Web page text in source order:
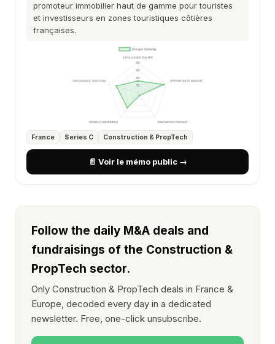
promoteur immobilier haut de gamme pour touristes
et investisseurs en zones touristiques côtières
françaises.
France Series C Construction & PropTech
📄 Voir le mémo public →
Follow the daily M&A deals and
fundraisings of the Construction &
PropTech sector.
Only Construction & PropTech deals in France &
Europe, decoded every day in a dedicated
newsletter. Free, one-click unsubscribe.